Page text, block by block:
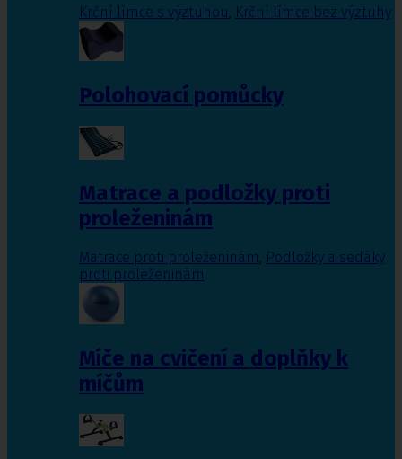
Krční límce s výztuhou Krční límce bez výztuhy
Polohovací pomůcky
Matrace a podložky proti
proleženinám
Matrace proti proleženinám, Podložky a sedáky
proti proleženinám
Míče na cvičení a doplňky k
míčům